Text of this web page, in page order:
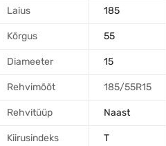
Laius 185
Kõrgus 55
Diameeter 15
Rehvimõõt 185/55R15
Rehvitüüp Naast
Kiirusindeks T